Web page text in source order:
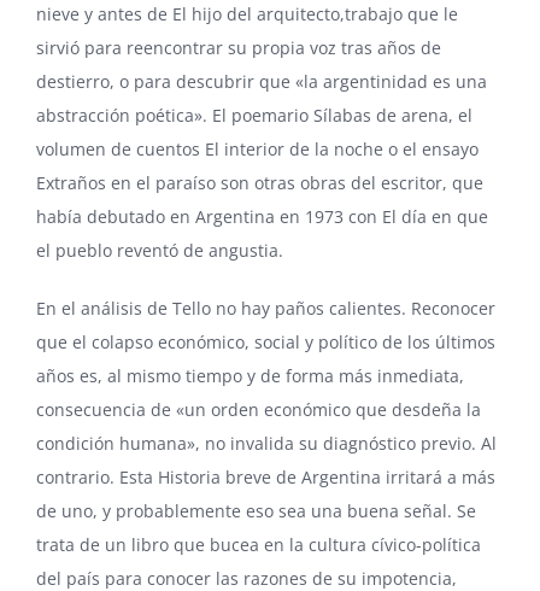
nieve y antes de El hijo del arquitecto,trabajo que le
sirvió para reencontrar su propia voz tras años de
destierro, o para descubrir que «la argentinidad es una
abstracción poética». El poemario Sílabas de arena, el
volumen de cuentos El interior de la noche o el ensayo
Extraños en el paraíso son otras obras del escritor, que
había debutado en Argentina en 1973 con El día en que
el pueblo reventó de angustia.
En el análisis de Tello no hay paños calientes. Reconocer
que el colapso económico, social y político de los últimos
años es, al mismo tiempo y de forma más inmediata,
consecuencia de «un orden económico que desdeña la
condición humana», no invalida su diagnóstico previo. Al
contrario. Esta Historia breve de Argentina irritará a más
de uno, y probablemente eso sea una buena señal. Se
trata de un libro que bucea en la cultura cívico-política
del país para conocer las razones de su impotencia,